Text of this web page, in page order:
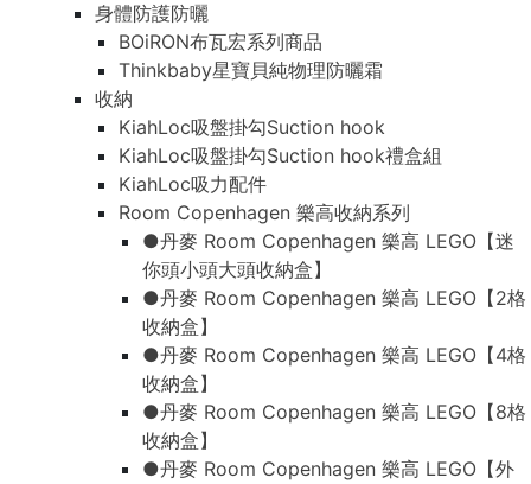
身體防護防曬
BOiRON布瓦宏系列商品
Thinkbaby星寶貝純物理防曬霜
收納
KiahLoc吸盤掛勾Suction hook
KiahLoc吸盤掛勾Suction hook禮盒組
KiahLoc吸力配件
Room Copenhagen 樂高收納系列
●丹麥 Room Copenhagen 樂高 LEGO【迷
你頭小頭大頭收納盒】
●丹麥 Room Copenhagen 樂高 LEGO【2格
收納盒】
●丹麥 Room Copenhagen 樂高 LEGO【4格
收納盒】
●丹麥 Room Copenhagen 樂高 LEGO【8格
收納盒】
●丹麥 Room Copenhagen 樂高 LEGO【外